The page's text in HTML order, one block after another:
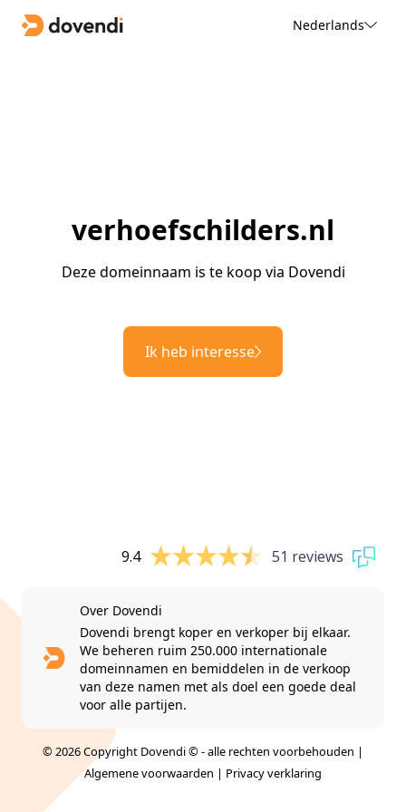
Nederlands
verhoefschilders.nl
Deze domeinnaam is te koop via Dovendi
Ik heb interesse
9.4 51 reviews
Over Dovendi
Dovendi brengt koper en verkoper bij elkaar.
We beheren ruim 250.000 internationale
domeinnamen en bemiddelen in de verkoop
van deze namen met als doel een goede deal
voor alle partijen.
© 2026 Copyright Dovendi © - alle rechten voorbehouden |
Algemene voorwaarden | Privacy verklaring